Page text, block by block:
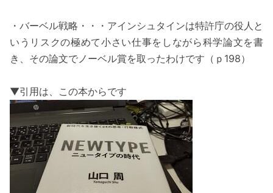
・バーベル戦略・・・アインシュタインは特許庁の役人と
いうリスクの極めて小さい仕事をしながら科学論文を書
き、その論文でノーベル賞を取ったわけです（ｐ198）
▼引用は、この本からです